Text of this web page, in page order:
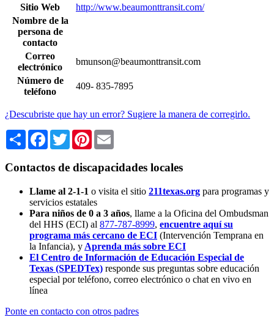
Sitio Web
http://www.beaumonttransit.com/
Nombre de la
persona de
contacto
Correo
electrónico
bmunson@beaumonttransit.com
Número de
teléfono
409- 835-7895
¿Descubriste que hay un error? Sugiere la manera de corregirlo.
Share Facebook
TwitterPinterest
Contactos de discapacidades locales
Llame al 2-1-1 o visita el sitio 211texas.org para programas y
servicios estatales
Para niños de 0 a 3 años, llame a la Oficina del Ombudsman
del HHS (ECI) al 877-787-8999, encuentre aquí su
programa más cercano de ECI (Intervención Temprana en
la Infancia), y Aprenda más sobre ECI
El Centro de Información de Educación Especial de
Texas (SPEDTex) responde sus preguntas sobre educación
especial por teléfono, correo electrónico o chat en vivo en
línea
Ponte en contacto con otros padres